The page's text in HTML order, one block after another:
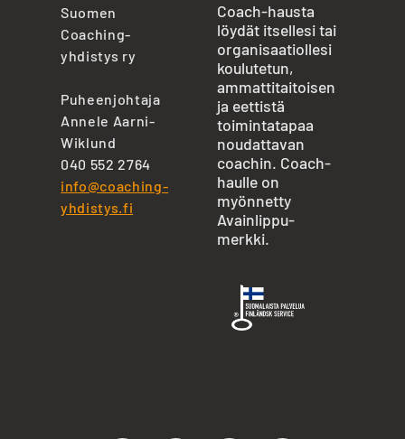
Suomen
Coaching-
yhdistys ry
Puheenjohtaja
Annele Aarni-
Wiklund
040 552 2764
info@coaching-
yhdistys.fi
Coach-hausta
löydät itsellesi tai
organisaatiollesi
koulutetun,
ammattitaitoisen
ja eettistä
toimintatapaa
noudattavan
coachin. Coach-
haulle on
myönnetty
Avainlippu-
merkki.